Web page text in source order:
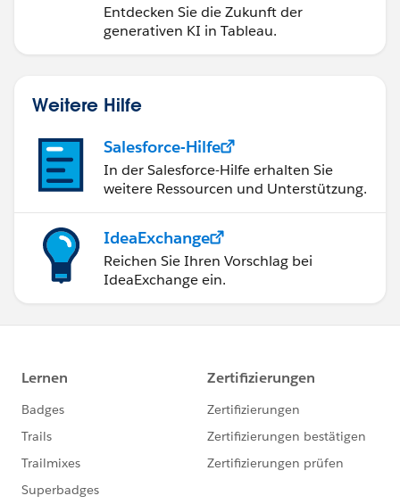
Entdecken Sie die Zukunft der
generativen KI in Tableau.
Weitere Hilfe
Salesforce-Hilfe
In der Salesforce-Hilfe erhalten Sie
weitere Ressourcen und Unterstützung.
IdeaExchange
Reichen Sie Ihren Vorschlag bei
IdeaExchange ein.